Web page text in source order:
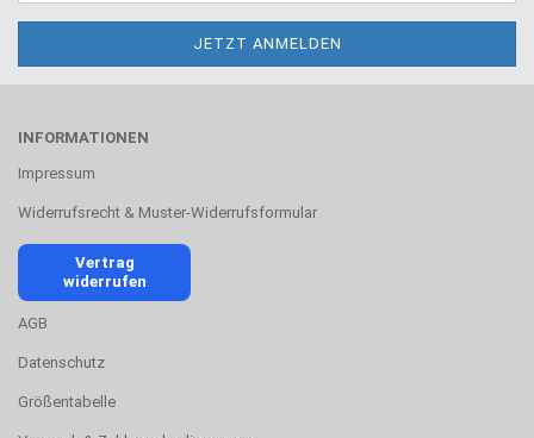
INFORMATIONEN
Impressum
Widerrufsrecht & Muster-Widerrufsformular
Vertrag
widerrufen
AGB
Datenschutz
Größentabelle